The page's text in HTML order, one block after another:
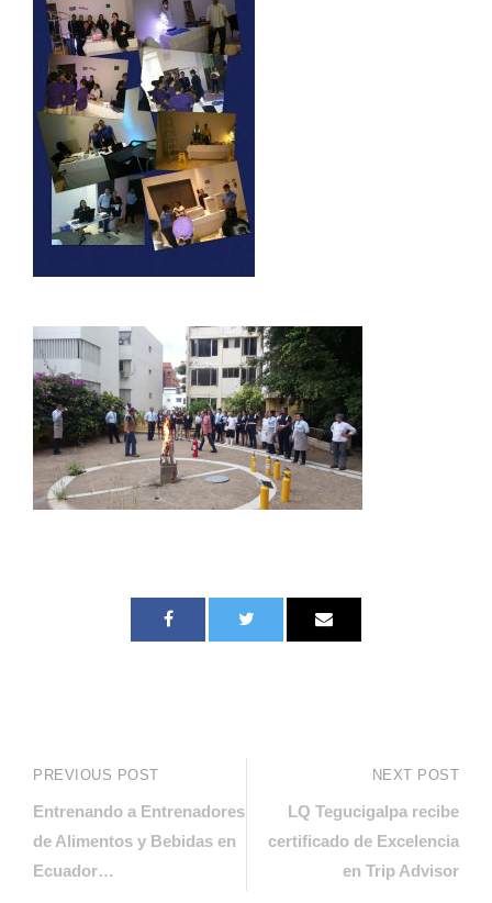
PREVIOUS POST
Entrenando a Entrenadores
de Alimentos y Bebidas en
Ecuador…
NEXT POST
LQ Tegucigalpa recibe
certificado de Excelencia
en Trip Advisor